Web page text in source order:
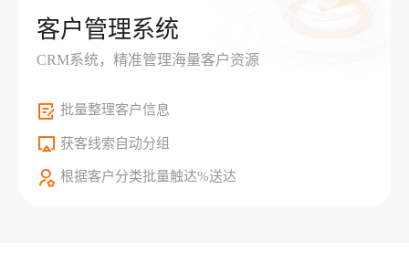
客户管理系统
CRM系统，精准管理海量客户资源
批量整理客户信息
获客线索自动分组
根据客户分类批量触达%送达